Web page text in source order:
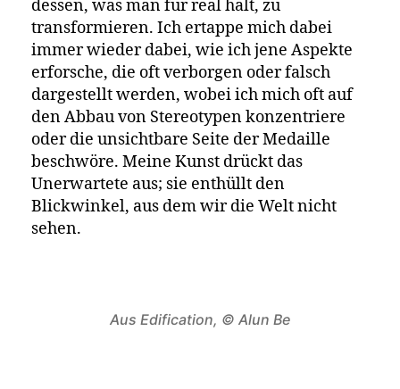
dessen, was man für real hält, zu
transformieren. Ich ertappe mich dabei
immer wieder dabei, wie ich jene Aspekte
erforsche, die oft verborgen oder falsch
dargestellt werden, wobei ich mich oft auf
den Abbau von Stereotypen konzentriere
oder die unsichtbare Seite der Medaille
beschwöre. Meine Kunst drückt das
Unerwartete aus; sie enthüllt den
Blickwinkel, aus dem wir die Welt nicht
sehen.
Aus Edification, © Alun Be